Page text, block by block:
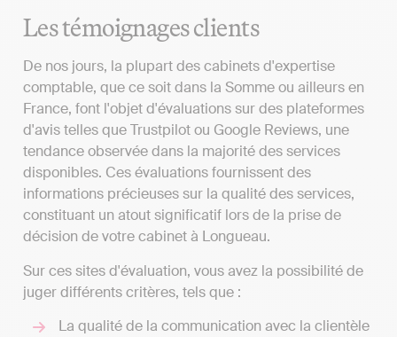
Les témoignages clients
De nos jours, la plupart des cabinets d'expertise
comptable, que ce soit dans la Somme ou ailleurs en
France, font l'objet d'évaluations sur des plateformes
d'avis telles que Trustpilot ou Google Reviews, une
tendance observée dans la majorité des services
disponibles. Ces évaluations fournissent des
informations précieuses sur la qualité des services,
constituant un atout significatif lors de la prise de
décision de votre cabinet à Longueau.
Sur ces sites d'évaluation, vous avez la possibilité de
juger différents critères, tels que :
La qualité de la communication avec la clientèle